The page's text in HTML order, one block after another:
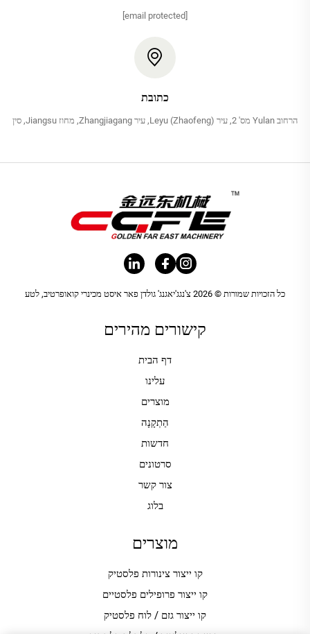
[email protected]
כתובת
הרחוב Yulan מס' 2, עיר Leyu (Zhaofeng), עיר Zhangjiagang, מחוז Jiangsu, סין
כל הזכויות שמורות © 2026 צ'נגג'יאגנג' גולדן פאר איסט מכינרי קואופרטיב, לטע
קישורים מהירים
דף הבית
עלינו
מוצרים
הַתְקָנָה
חדשות
סרטונים
צור קשר
בלוג
מוצרים
קו ייצור צינורות פלסטיק
קו ייצור פרופילים פלסטיים
קו ייצור גזם / לוח פלסטיק